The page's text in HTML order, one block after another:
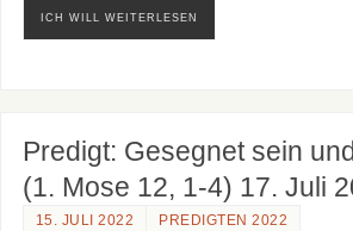
ICH WILL WEITERLESEN
Predigt: Gesegnet sein
(1. Mose 12, 1-4) 17. Juli
15. JULI 2022 PREDIGTEN 2022